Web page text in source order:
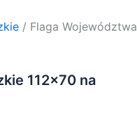
/ Flaga Województwa
112×70 na